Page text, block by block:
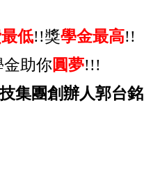
低!!獎學金最高!!
金助你圓夢!!!
集團創辦人郭台銘